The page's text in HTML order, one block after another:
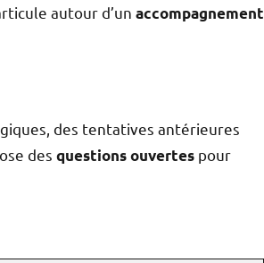
autour d’un accompagnement
des tentatives antérieures
des questions ouvertes pour